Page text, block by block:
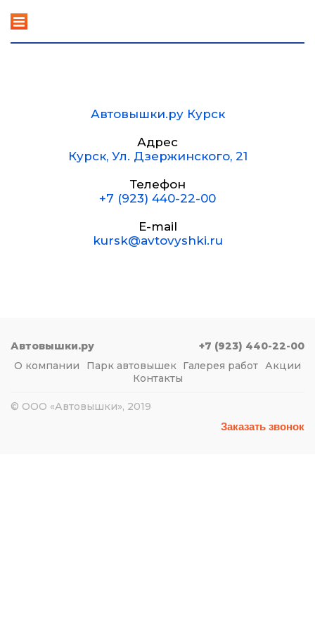
Автовышки.ру Курск
Адрес
Курск, Ул. Дзержинского, 21
Телефон
+7 (923) 440-22-00
E-mail
kursk@avtovyshki.ru
Автовышки.ру
+7 (923) 440-22-00
О компании
Парк автовышек Галерея работ Акции
Контакты
© ООО «Автовышки», 2019
Заказать звонок